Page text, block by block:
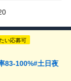
い応募可
83-100%#土日夜